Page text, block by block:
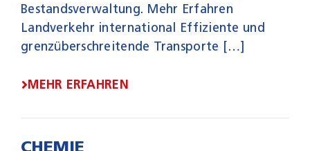
Bestandsverwaltung. Mehr Erfahren
Landverkehr international Effiziente und
grenzüberschreitende Transporte […]
MEHR ERFAHREN
CHEMIE